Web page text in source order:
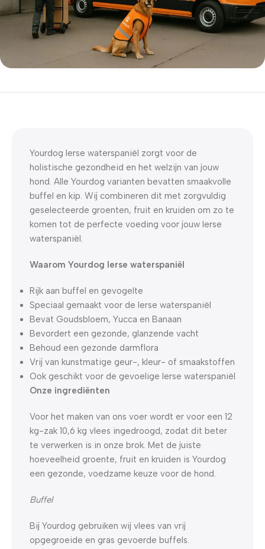
5% korting met code
Yourdog Ierse waterspaniël zorgt voor de
holistische gezondheid en het welzijn van jouw
hond. Alle Yourdog varianten bevatten smaakvolle
buffel en kip. Wij combineren dit met zorgvuldig
geselecteerde groenten, fruit en kruiden om zo te
komen tot de perfecte voeding voor jouw Ierse
waterspaniël.
Waarom Yourdog Ierse waterspaniël
Rijk aan buffel en gevogelte
Speciaal gemaakt voor de Ierse waterspaniël
Bevat Goudsbloem, Yucca en Banaan
Bevordert een gezonde, glanzende vacht
Behoud een gezonde darmflora
Vrij van kunstmatige geur-, kleur- of smaakstoffen
Ook geschikt voor de gevoelige Ierse waterspaniël
Onze ingrediënten
Voor het maken van ons voer wordt er voor een 12
kg-zak 10,6 kg vlees ingedroogd, zodat dit beter
te verwerken is in onze brok. Met de juiste
hoeveelheid groente, fruit en kruiden is Yourdog
een gezonde, voedzame keuze voor de hond.
Buffel
Bij Yourdog gebruiken wij vlees van vrij
opgegroeide en gras gevoerde buffels.